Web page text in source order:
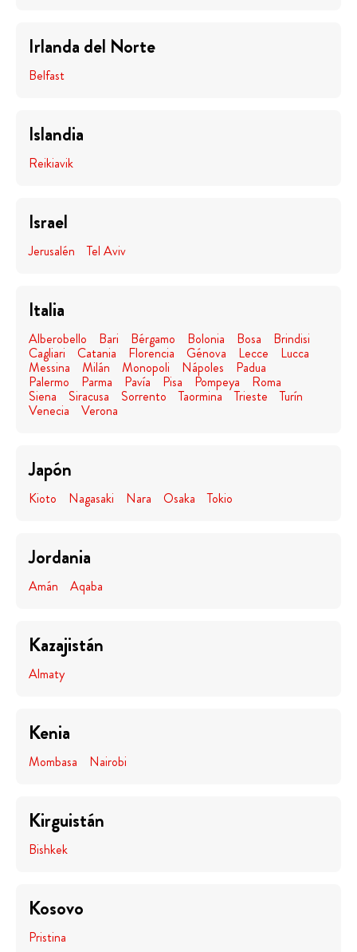
Irlanda del Norte
Belfast
Islandia
Reikiavik
Israel
Jerusalén Tel Aviv
Italia
Alberobello Bari Bérgamo Bolonia Bosa Brindisi
Cagliari Catania Florencia Génova Lecce Lucca
Messina Milán Monopoli Nápoles Padua
Palermo Parma Pavía Pisa Pompeya Roma
Siena Siracusa Sorrento Taormina Trieste Turín
Venecia Verona
Japón
Kioto Nagasaki Nara Osaka Tokio
Jordania
Amán Aqaba
Kazajistán
Almaty
Kenia
Mombasa Nairobi
Kirguistán
Bishkek
Kosovo
Pristina